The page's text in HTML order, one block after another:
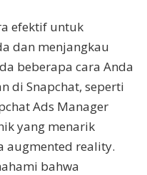
efektif untuk
dan menjangkau
beberapa cara Anda
di Snapchat, seperti
Ads Manager
yang menarik
augmented reality.
bahwa